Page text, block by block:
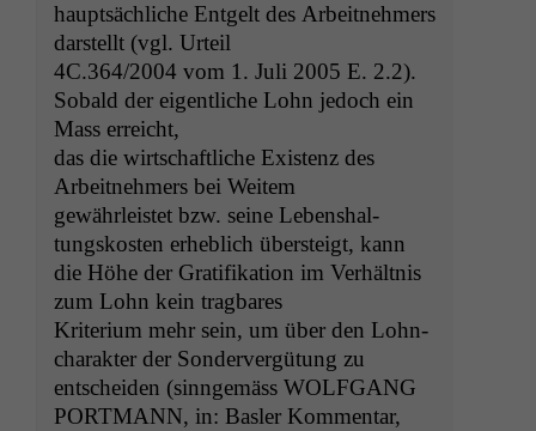
haupt­säch­liche Ent­gelt des Arbeit­nehmers
darstellt (vgl. Urteil
4C.364/2004 vom 1. Juli 2005 E. 2.2).
Sobald der eigentliche Lohn jedoch ein
Mass erreicht,
das die wirtschaftliche Exis­tenz des
Arbeit­nehmers bei Weitem
gewährleis­tet bzw. seine Leben­shal­
tungskosten erhe­blich über­steigt, kann
die Höhe der Grat­i­fika­tion im Ver­hält­nis
zum Lohn kein tragbares
Kri­teri­um mehr sein, um über den Lohn­
charak­ter der Son­dervergü­tung zu
entschei­den (sin­ngemäss WOLFGANG
PORTMANN, in: Basler Kommentar,